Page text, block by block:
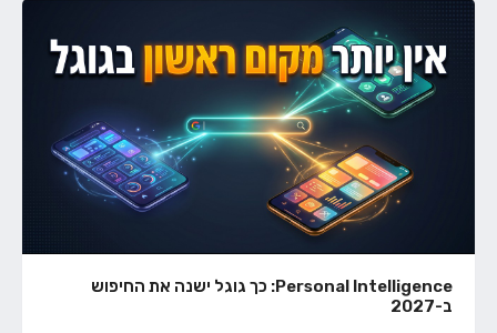
Personal Intelligence: כך גוגל ישנה את החיפוש
ב-2027